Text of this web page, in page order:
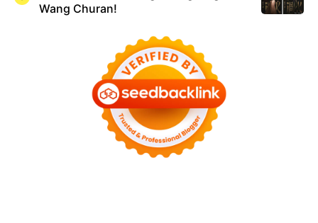
Wang Churan!